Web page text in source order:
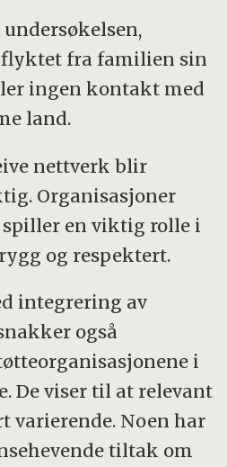
fra familien sin
ingen kontakt med
land.
nettverk blir
Organisasjoner
spiller en viktig rolle i
og respektert.
integrering av
også
i
De viser til at relevant
varierende. Noen har
tiltak om